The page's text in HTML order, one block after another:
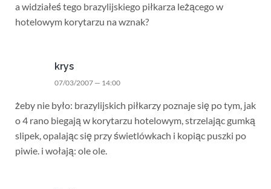
a widziałeś tego brazylijskiego piłkarza leżącego w
hotelowym korytarzu na wznak?
krys
07/03/2007 — 14:00
żeby nie było: brazylijskich piłkarzy poznaje się po tym, jak
o 4 rano biegają w korytarzu hotelowym, strzelając gumką
slipek, opalając się przy świetlówkach i kopiąc puszki po
piwie. i wołają: ole ole.